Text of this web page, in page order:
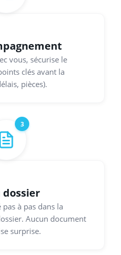
vous, sécurise le
clés avant la
pièces).
3
à pas dans la
Aucun document
surprise.